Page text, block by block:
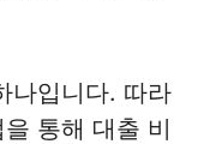
나입니다. 따라
통해 대출 비